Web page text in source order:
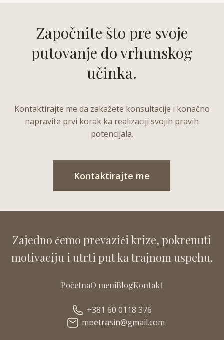
Započnite što pre svoje
putovanje do vrhunskog
učinka.
Kontaktirajte me da zakažete konsultacije i konačno
napravite prvi korak ka realizaciji svojih pravih
potencijala.
Kontaktirajte me
Zajedno ćemo prevazići krize, pokrenuti
motivaciju i utrti put ka trajnom uspehu.
PočetnaO meniBlogKontakt
+381 60 0118 376
mpetrasin@gmail.com